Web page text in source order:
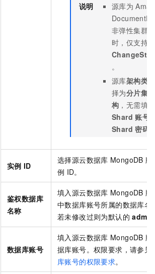
说明 源库为
非弹性集群）
时，仅支持
。
源库架构类型
择为分片集
构 ，无需填写
Shard 账号
Shard 密码
实例 ID
选择源云数据库 MongoDB 版
例 ID。
鉴权数据库
名称
填入源云数据库 MongoDB 版
中数据库账号所属的数据库名
若未修改过则为默认的 admin
数据库账号
填入源云数据库 MongoDB 版
据库账号。权限要求，请参见
库账号的权限要求。